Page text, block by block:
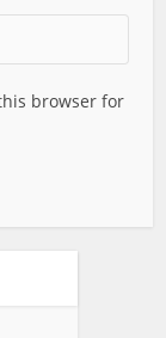
browser for